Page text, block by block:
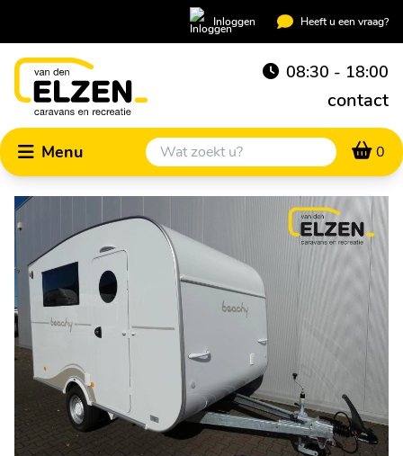
Inloggen Heeft u een vraag?
08:30 - 18:00
contact
Menu 0